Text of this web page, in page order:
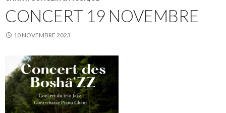
CONCERT 19 NOVEMBRE
10 NOVEMBRE 2023